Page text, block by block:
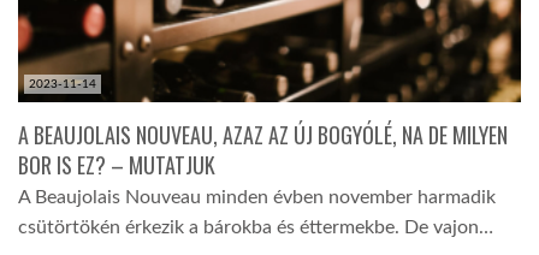
2023-11-14
A BEAUJOLAIS NOUVEAU, AZAZ AZ ÚJ BOGYÓLÉ, NA DE MILYEN
BOR IS EZ? – MUTATJUK
A Beaujolais Nouveau minden évben november harmadik
csütörtökén érkezik a bárokba és éttermekbe. De vajon…